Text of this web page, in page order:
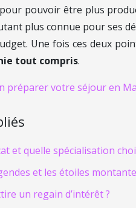
pouvoir être plus
plus connue pour ses
Une fois ces deux
tout compris.
préparer votre séjour en
et quelle spécialisation
et les étoiles
un regain d’intérêt ?